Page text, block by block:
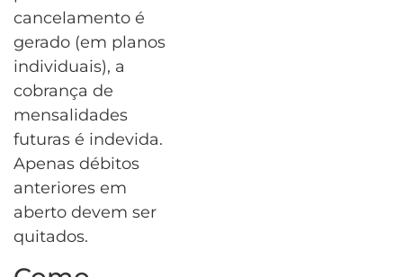
cancelamento é
gerado (em planos
individuais), a
cobrança de
mensalidades
futuras é indevida.
Apenas débitos
anteriores em
aberto devem ser
quitados.